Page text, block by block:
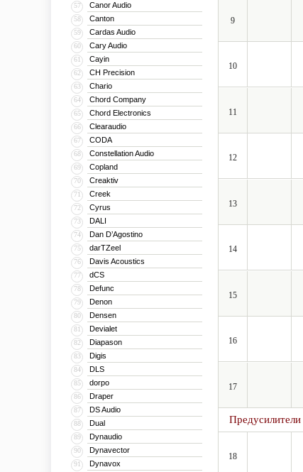
57 Canor Audio
58 Canton
59 Cardas Audio
60 Cary Audio
61 Cayin
62 CH Precision
63 Chario
64 Chord Company
65 Chord Electronics
66 Clearaudio
67 CODA
68 Constellation Audio
69 Copland
70 Creaktiv
71 Creek
72 Cyrus
73 DALI
74 Dan D’Agostino
75 darTZeel
76 Davis Acoustics
77 dCS
78 Defunc
79 Denon
80 Densen
81 Devialet
82 Diapason
83 Digis
84 DLS
85 dorpo
86 Draper
87 DS Audio
88 Dual
89 Dynaudio
90 Dynavector
91 Dynavox
9
10
11
12
13
14
15
16
17
Предусилители
18